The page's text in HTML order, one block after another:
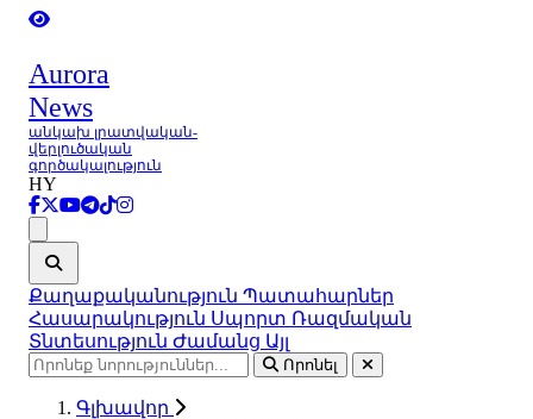
Aurora
News
անկախ լրատվական-
վերլուծական
գործակալություն
HY
Քաղաքականություն Պատահարներ
Հասարակություն Սպորտ Ռազմական
Տնտեսություն Ժամանց Այլ
Որոնել
Գլխավոր